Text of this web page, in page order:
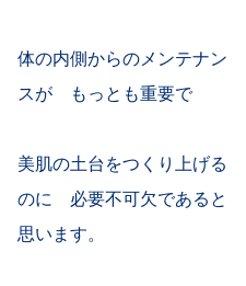
体の内側からのメンテナン
スが もっとも重要で
美肌の土台をつくり上げる
のに 必要不可欠であると
思います。